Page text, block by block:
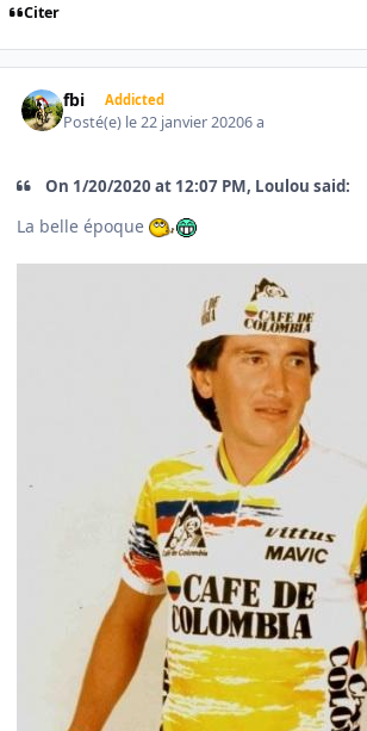
Citer
fbi Addicted
Posté(e) le 22 janvier 20206 a
On 1/20/2020 at 12:07 PM, Loulou said:
La belle époque